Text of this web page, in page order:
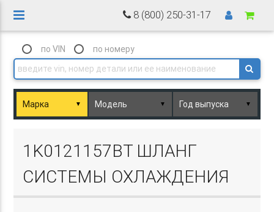
8 (800) 250-31-17
по VIN по номеру
▼ ▼ ▼
1K0121157BT ШЛАНГ
СИСТЕМЫ ОХЛАЖДЕНИЯ